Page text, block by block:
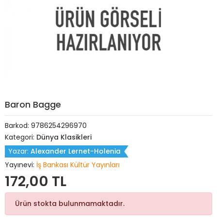
Baron Bagge
Barkod: 9786254296970
Kategori: Dünya Klasikleri
Yazar: Alexander Lernet-Holenia
Yayınevi: İş Bankası Kültür Yayınları
172,00 TL
Ürün stokta bulunmamaktadır.